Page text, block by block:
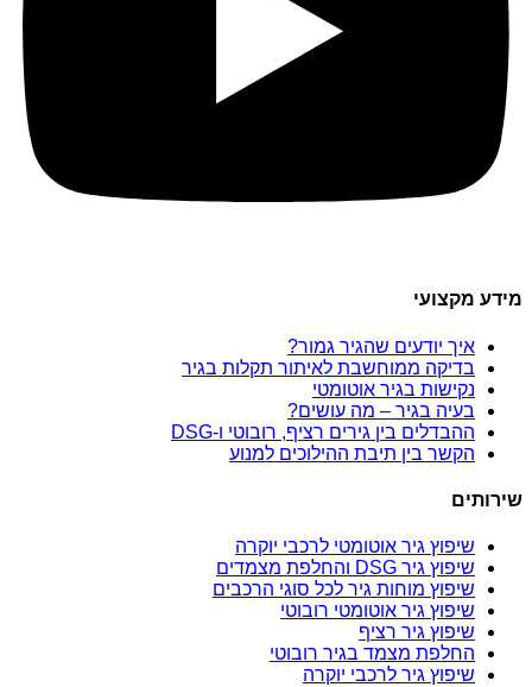
מידע מקצועי
איך יודעים שהגיר גמור?
בדיקה ממוחשבת לאיתור תקלות בגיר
נקישות בגיר אוטומטי
בעיה בגיר – מה עושים?
ההבדלים בין גירים רציף, רובוטי ו-DSG
הקשר בין תיבת ההילוכים למנוע
שירותים
שיפוץ גיר אוטומטי לרכבי יוקרה
שיפוץ גיר DSG והחלפת מצמדים
שיפוץ מוחות גיר לכל סוגי הרכבים
שיפוץ גיר אוטומטי רובוטי
שיפוץ גיר רציף
החלפת מצמד בגיר רובוטי
שיפוץ גיר לרכבי יוקרה